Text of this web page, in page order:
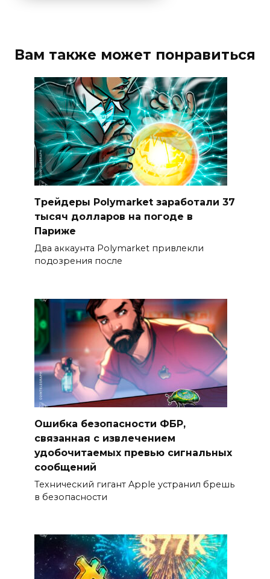
Вам также может понравиться
Трейдеры Polymarket заработали 37
тысяч долларов на погоде в
Париже
Два аккаунта Polymarket привлекли
подозрения после
Ошибка безопасности ФБР,
связанная с извлечением
удобочитаемых превью сигнальных
сообщений
Технический гигант Apple устранил брешь
в безопасности